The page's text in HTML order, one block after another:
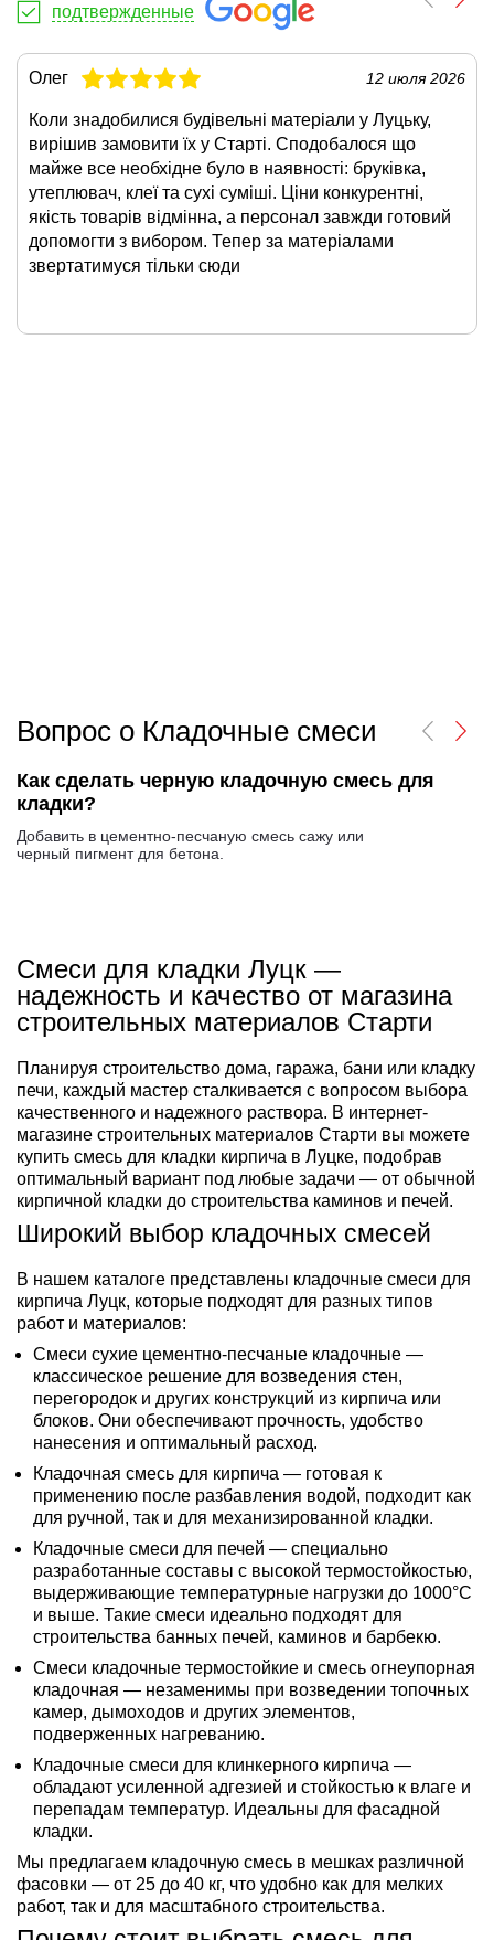
подтвержденные
Олег 12 июля 2026
Коли знадобилися будівельні матеріали у Луцьку,
вирішив замовити їх у Старті. Сподобалося що
майже все необхідне було в наявності: бруківка,
утеплювач, клеї та сухі суміші. Ціни конкурентні,
якість товарів відмінна, а персонал завжди готовий
допомогти з вибором. Тепер за матеріалами
звертатимуся тільки сюди
Вопрос о Кладочные смеси
Как сделать черную кладочную смесь для
кладки?
Добавить в цементно-песчаную смесь сажу или
черный пигмент для бетона.
Смеси для кладки Луцк —
надежность и качество от магазина
строительных материалов Старти
Планируя строительство дома, гаража, бани или кладку
печи, каждый мастер сталкивается с вопросом выбора
качественного и надежного раствора. В интернет-
магазине строительных материалов Старти вы можете
купить смесь для кладки кирпича в Луцке, подобрав
оптимальный вариант под любые задачи — от обычной
кирпичной кладки до строительства каминов и печей.
Широкий выбор кладочных смесей
В нашем каталоге представлены кладочные смеси для
кирпича Луцк, которые подходят для разных типов
работ и материалов:
Смеси сухие цементно-песчаные кладочные —
классическое решение для возведения стен,
перегородок и других конструкций из кирпича или
блоков. Они обеспечивают прочность, удобство
нанесения и оптимальный расход.
Кладочная смесь для кирпича — готовая к
применению после разбавления водой, подходит как
для ручной, так и для механизированной кладки.
Кладочные смеси для печей — специально
разработанные составы с высокой термостойкостью,
выдерживающие температурные нагрузки до 1000°C
и выше. Такие смеси идеально подходят для
строительства банных печей, каминов и барбекю.
Смеси кладочные термостойкие и смесь огнеупорная
кладочная — незаменимы при возведении топочных
камер, дымоходов и других элементов,
подверженных нагреванию.
Кладочные смеси для клинкерного кирпича —
обладают усиленной адгезией и стойкостью к влаге и
перепадам температур. Идеальны для фасадной
кладки.
Мы предлагаем кладочную смесь в мешках различной
фасовки — от 25 до 40 кг, что удобно как для мелких
работ, так и для масштабного строительства.